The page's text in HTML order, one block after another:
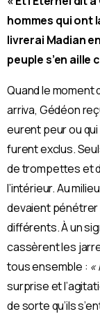
hommes qui ont
livrerai Madian
peuple s’en aille
Quand le moment
arriva, Gédéon
eurent peur ou qui
furent exclus.
de trompettes et
l’intérieur.Au
devaient pénétrer
différents. À un
cassèrent les
tous ensemble : «
surprise et
de sorte qu’ils